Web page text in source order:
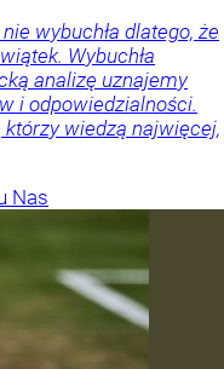
wybuchła dlatego, że
Wybuchła
analizę uznajemy
i odpowiedzialności.
wiedzą najwięcej,
Nas